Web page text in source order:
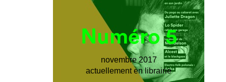
Numéro 5
novembre 2017
actuellement en librairie